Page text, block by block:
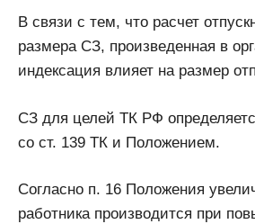
В связи с тем, что расчет
размера СЗ, произведенная в
индексация влияет на размер
СЗ для целей ТК РФ
со ст. 139 ТК и Положением.
Согласно п. 16 Положения
работника производится при